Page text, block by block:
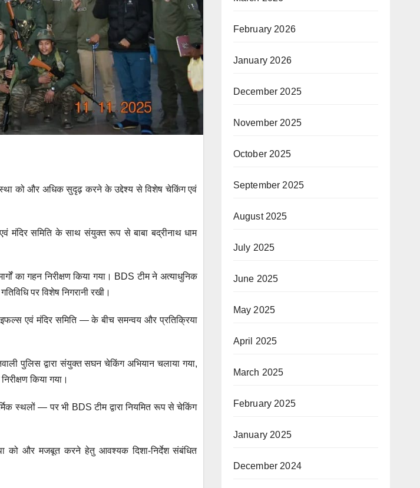
को और अधिक सुदृढ़ करने के उद्देश्य से विशेष चेकिंग एवं
मंदिर समिति के साथ संयुक्त रूप से बाबा बद्रीनाथ धाम
का गहन निरीक्षण किया गया। BDS टीम ने अत्याधुनिक
पर विशेष निगरानी रखी।
एवं मंदिर समिति — के बीच समन्वय और प्रतिक्रिया
पुलिस द्वारा संयुक्त सघन चेकिंग अभियान चलाया गया,
किया गया।
स्थलों — पर भी BDS टीम द्वारा नियमित रूप से चेकिंग
को और मजबूत करने हेतु आवश्यक दिशा-निर्देश संबंधित
February 2026
January 2026
December 2025
November 2025
October 2025
September 2025
August 2025
July 2025
June 2025
May 2025
April 2025
March 2025
February 2025
January 2025
December 2024